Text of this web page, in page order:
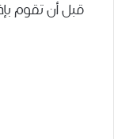
قبل أن تقوم